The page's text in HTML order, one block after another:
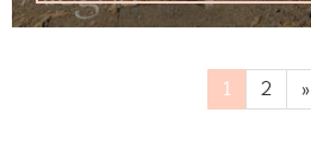
1 2 »